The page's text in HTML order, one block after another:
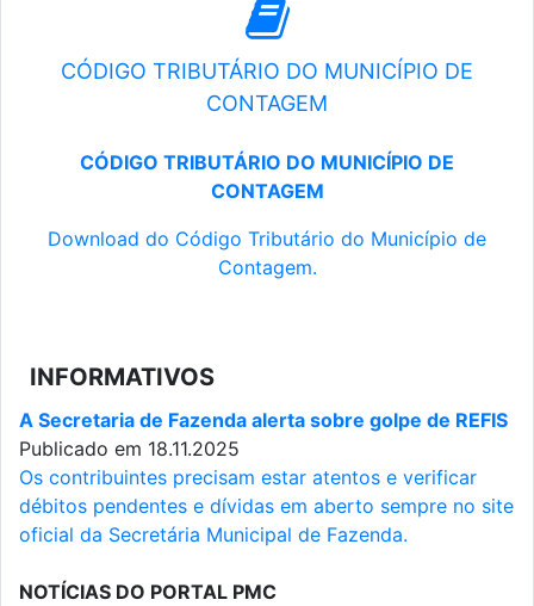
CÓDIGO TRIBUTÁRIO DO MUNICÍPIO DE
CONTAGEM
CÓDIGO TRIBUTÁRIO DO MUNICÍPIO DE
CONTAGEM
Download do Código Tributário do Município de
Contagem.
INFORMATIVOS
A Secretaria de Fazenda alerta sobre golpe de REFIS
Publicado em 18.11.2025
Os contribuintes precisam estar atentos e verificar
débitos pendentes e dívidas em aberto sempre no site
oficial da Secretária Municipal de Fazenda.
NOTÍCIAS DO PORTAL PMC